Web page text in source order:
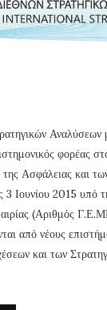
Αναλύσεων
φορέας
Ασφάλειας και
Ιουνίου 2015 υπό
(Αριθμός
από νέους
και των